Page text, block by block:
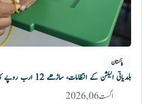
پاکستان
بلدیاتی الیکشن کے انتظامات، ساڑھے 12 ارب روپے کا تخمینہ
اگست 06, 2026